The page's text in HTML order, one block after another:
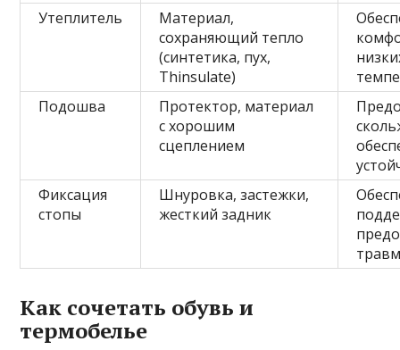
Утеплитель
Материал,
сохраняющий тепло
(синтетика, пух,
Thinsulate)
Подошва
Протектор, материал
с хорошим
сцеплением
Фиксация
стопы
Шнуровка, застежки,
жесткий задник
Как сочетать обувь и
термобелье